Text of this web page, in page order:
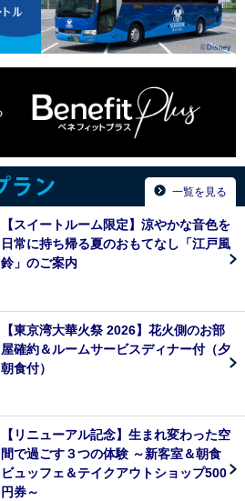
一覧を見る
【スイートルーム限定】涼やかな音色を
日常に持ち帰る夏のおもてなし「江戸風
鈴」のご案内
【東京湾大華火祭 2026】花火側のお部
屋確約＆ルームサービスディナー付（夕
朝食付）
【リニューアル記念】生まれ変わった空
間で過ごす３つの体験 ～新客室＆朝食
ビュッフェ＆テイクアウトショップ500
円券～